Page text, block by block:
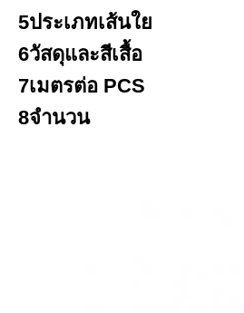
5ประเภทเส้นใย
6วัสดุและสีเสื้อ
7เมตรต่อ PCS
8จํานวน